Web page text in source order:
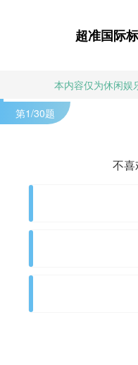
超准国际
本内容仅为休闲娱
第1/30题
不